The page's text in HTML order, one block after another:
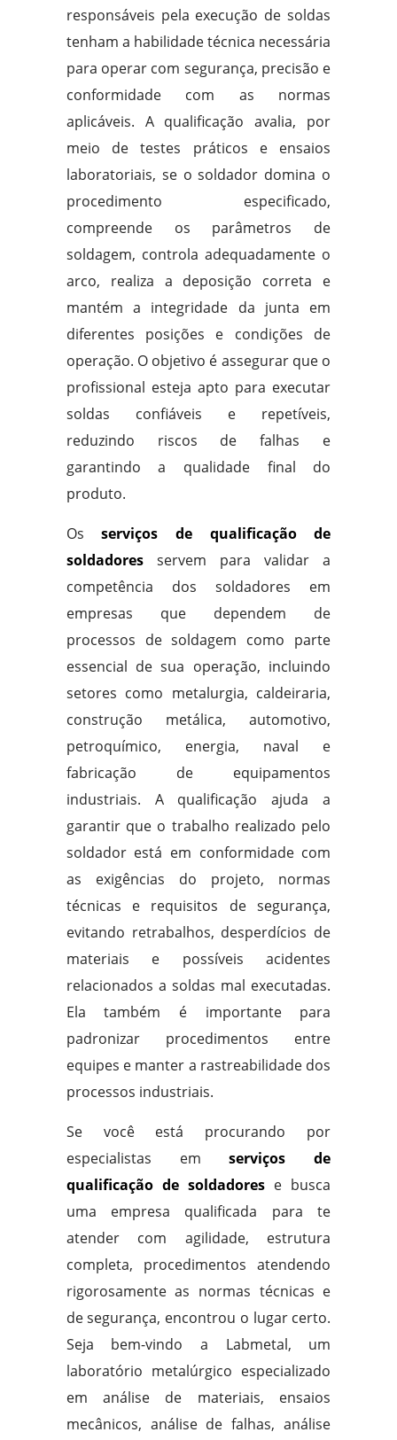
responsáveis pela execução de soldas
tenham a habilidade técnica necessária
para operar com segurança, precisão e
conformidade com as normas
aplicáveis. A qualificação avalia, por
meio de testes práticos e ensaios
laboratoriais, se o soldador domina o
procedimento especificado,
compreende os parâmetros de
soldagem, controla adequadamente o
arco, realiza a deposição correta e
mantém a integridade da junta em
diferentes posições e condições de
operação. O objetivo é assegurar que o
profissional esteja apto para executar
soldas confiáveis e repetíveis,
reduzindo riscos de falhas e
garantindo a qualidade final do
produto.
Osserviços de qualificação de
soldadoresservem para validar a
competência dos soldadores em
empresas que dependem de
processos de soldagem como parte
essencial de sua operação, incluindo
setores como metalurgia, caldeiraria,
construção metálica, automotivo,
petroquímico, energia, naval e
fabricação de equipamentos
industriais. A qualificação ajuda a
garantir que o trabalho realizado pelo
soldador está em conformidade com
as exigências do projeto, normas
técnicas e requisitos de segurança,
evitando retrabalhos, desperdícios de
materiais e possíveis acidentes
relacionados a soldas mal executadas.
Ela também é importante para
padronizar procedimentos entre
equipes e manter a rastreabilidade dos
processos industriais.
Se você está procurando por
especialistas emserviços de
qualificação de soldadores e busca
uma empresa qualificada para te
atender com agilidade, estrutura
completa, procedimentos atendendo
rigorosamente as normas técnicas e
de segurança, encontrou o lugar certo.
Seja bem-vindo a Labmetal, um
laboratório metalúrgico especializado
em análise de materiais, ensaios
mecânicos, análise de falhas, análise